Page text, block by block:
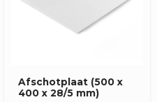
Afschotplaat (500 x
400 x 28/5 mm)